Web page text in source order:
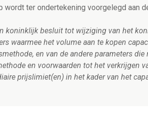
wordt ter ondertekening voorgelegd aan
koninklijk besluit tot wijziging van het
waarmee het volume aan te kopen
en van de andere parameters
en voorwaarden tot het verkrijgen
prijslimiet(en) in het kader van het